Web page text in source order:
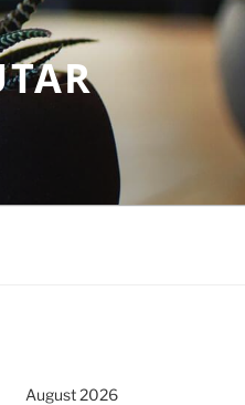
August 2026